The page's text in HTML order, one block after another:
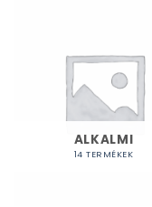
ALKALMI
14 TERMÉKEK